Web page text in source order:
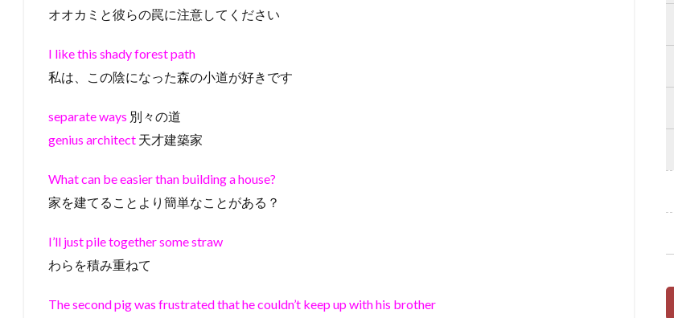
オオカミと彼らの罠に注意してください
I like this shady forest path
私は、この陰になった森の小道が好きです
separate ways 別々の道
genius architect 天才建築家
What can be easier than building a house?
家を建てることより簡単なことがある？
I’ll just pile together some straw
わらを積み重ねて
The second pig was frustrated that he couldn’t keep up with his brother